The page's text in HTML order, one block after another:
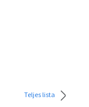
Teljes lista